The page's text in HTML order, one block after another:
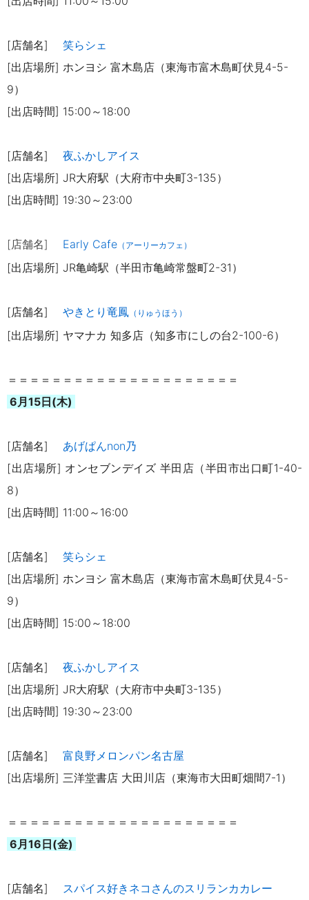
[店舗名] 笑らシェ
[出店場所] ホンヨシ 富木島店（東海市富木島町伏見4-5-
9）
[出店時間] 15:00～18:00
[店舗名] 夜ふかしアイス
[出店場所] JR大府駅（大府市中央町3-135）
[出店時間] 19:30～23:00
[店舗名] Early Cafe （アーリーカフェ）
[出店場所] JR亀崎駅（半田市亀崎常盤町2-31）
[店舗名] やきとり竜鳳 （りゅうほう）
[出店場所] ヤマナカ 知多店（知多市にしの台2-100-6）
＝＝＝＝＝＝＝＝＝＝＝＝＝＝＝＝＝＝＝＝＝
6月15日(木)
[店舗名] あげぱんnon乃
[出店場所] オンセブンデイズ 半田店（半田市出口町1-40-
8）
[出店時間] 11:00～16:00
[店舗名] 笑らシェ
[出店場所] ホンヨシ 富木島店（東海市富木島町伏見4-5-
9）
[出店時間] 15:00～18:00
[店舗名] 夜ふかしアイス
[出店場所] JR大府駅（大府市中央町3-135）
[出店時間] 19:30～23:00
[店舗名] 富良野メロンパン名古屋
[出店場所] 三洋堂書店 大田川店（東海市大田町畑間7-1）
＝＝＝＝＝＝＝＝＝＝＝＝＝＝＝＝＝＝＝＝＝
6月16日(金)
[店舗名] スパイス好きネコさんのスリランカカレー